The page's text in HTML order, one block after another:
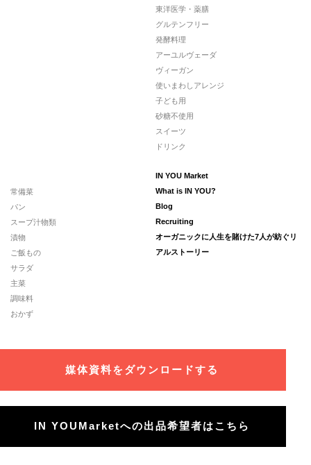
東洋医学・薬膳
グルテンフリー
発酵料理
アーユルヴェーダ
ヴィーガン
使いまわしアレンジ
子ども用
砂糖不使用
スイーツ
ドリンク
常備菜
パン
スープ汁物類
漬物
ご飯もの
サラダ
主菜
調味料
おかず
IN YOU Market
What is IN YOU?
Blog
Recruiting
オーガニックに人生を賭けた7人が紡ぐリ
アルストーリー
媒体資料をダウンロードする
IN YOUMarketへの出品希望者はこちら